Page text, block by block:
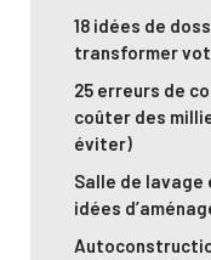
18 idées de
transformer
25 erreurs de
coûter des
éviter)
Salle de lavage
idées